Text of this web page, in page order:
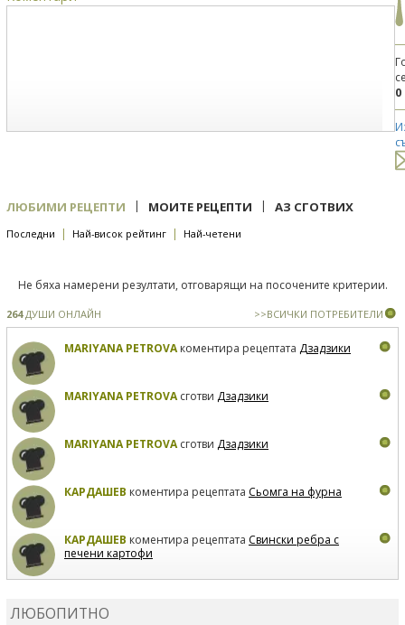
0
ЛЮБИМИ РЕЦЕПТИ | МОИТЕ РЕЦЕПТИ | АЗ СГОТВИХ
Последни | Най-висок рейтинг | Най-четени
Не бяха намерени резултати, отговарящи на посочените критерии.
264ДУШИ ОНЛАЙН >>ВСИЧКИ ПОТРЕБИТЕЛИ
MARIYANA PETROVAкоментира рецептата Дзадзики
MARIYANA PETROVAсготви Дзадзики
MARIYANA PETROVAсготви Дзадзики
КАРДАШЕВ коментира рецептата Сьомга на фурна
КАРДАШЕВ коментира рецептата Свински ребра с
печени картофи
ЛЮБОПИТНО